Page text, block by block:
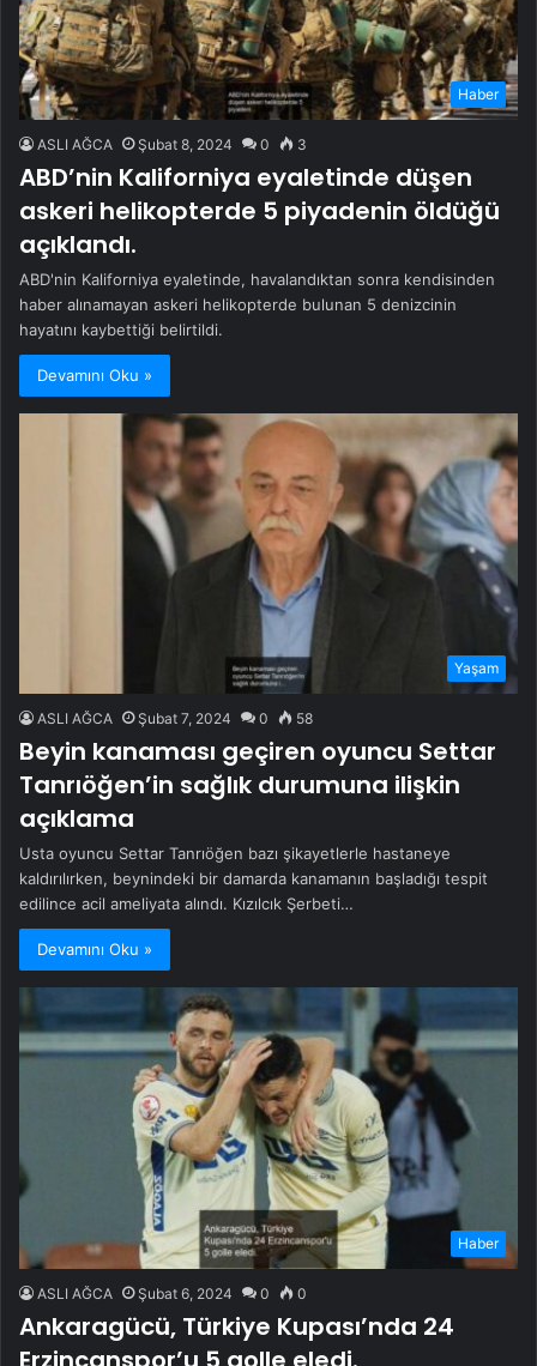
Haber
ASLI AĞCA Şubat 8, 2024 0 3
ABD’nin Kaliforniya eyaletinde düşen
askeri helikopterde 5 piyadenin öldüğü
açıklandı.
ABD'nin Kaliforniya eyaletinde, havalandıktan sonra kendisinden
haber alınamayan askeri helikopterde bulunan 5 denizcinin
hayatını kaybettiği belirtildi.
Devamını Oku »
Yaşam
ASLI AĞCA Şubat 7, 2024 0 58
Beyin kanaması geçiren oyuncu Settar
Tanrıöğen’in sağlık durumuna ilişkin
açıklama
Usta oyuncu Settar Tanrıöğen bazı şikayetlerle hastaneye
kaldırılırken, beynindeki bir damarda kanamanın başladığı tespit
edilince acil ameliyata alındı. Kızılcık Şerbeti…
Devamını Oku »
Haber
ASLI AĞCA Şubat 6, 2024 0 0
Ankaragücü, Türkiye Kupası’nda 24